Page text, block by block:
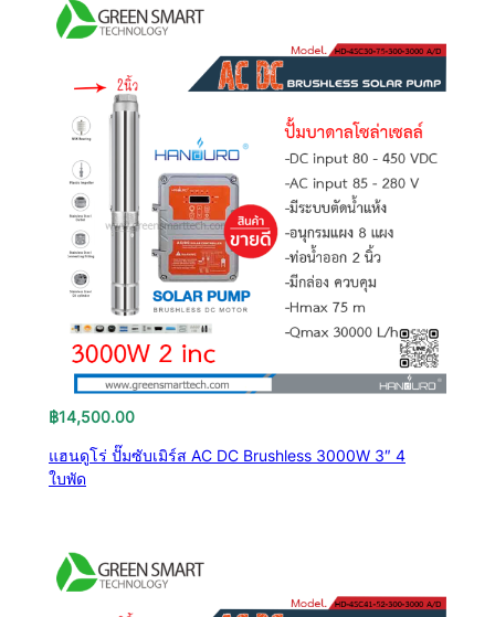
฿14,500.00
แฮนดูโร่ ปั๊มซับเมิร์ส AC DC Brushless 3000W 3″ 4
ใบพัด